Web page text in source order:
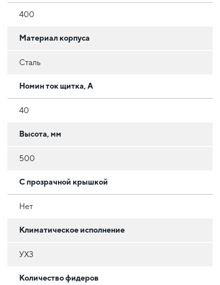
400
Материал корпуса
Сталь
Номин ток щитка, А
40
Высота, мм
500
С прозрачной крышкой
Нет
Климатическое исполнение
УХ3
Количество фидеров